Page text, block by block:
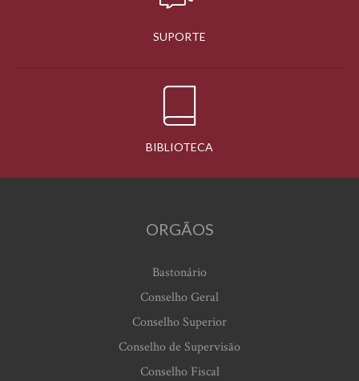
SUPORTE
BIBLIOTECA
ORGÃOS
Bastonário
Conselho Geral
Conselho Superior
Conselho de Supervisão
Conselho Fiscal